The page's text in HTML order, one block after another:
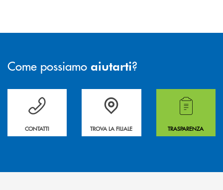
Come possiamo aiutarti?
Per ogni necessità compila il form e noi ti richiamiamo
CONTATTI
La&nbsp; Filiale &nbsp;vicina a te. &nbsp;
TROVA LA FILIALE
Hai bisogno di
TRASPARENZA